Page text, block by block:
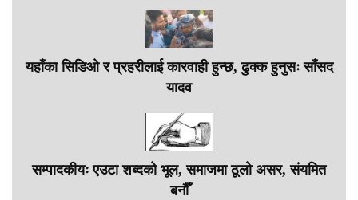
यहाँका सिडिओ र प्रहरीलाई कारवाही हुन्छ, ढुक्क हुनुसः साँसद
यादव
सम्पादकीयः एउटा शब्दको भूल, समाजमा ठूलो असर, संयमित
बनौँ